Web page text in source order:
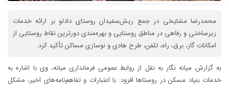
محمدرضا مشایخی در جمع ریش‌سفیدان روستای دادلو بر ارائه خدمات
زیرساختی و رفاهی در مناطق روستایی و بهره‌مندی دورترین نقاط روستایی از
امکانات گاز، برق، راه، تلفن، طرح هادی و نوسازی مساکن تأکید کرد.
به گزارش میانه نگار به نقل از روابط عمومی فرمانداری میانه، وی با اشاره به
خدمات بنیاد مسکن در روستاها افزود: با اعتبارات و تفاهم‌نامه‌های اخیر، مشکل